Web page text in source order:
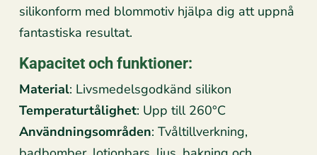
silikonform med blommotiv hjälpa dig att uppnå
fantastiska resultat.
Kapacitet och funktioner:
Material: Livsmedelsgodkänd silikon
Temperaturtålighet: Upp till 260°C
Användningsområden: Tvåltillverkning,